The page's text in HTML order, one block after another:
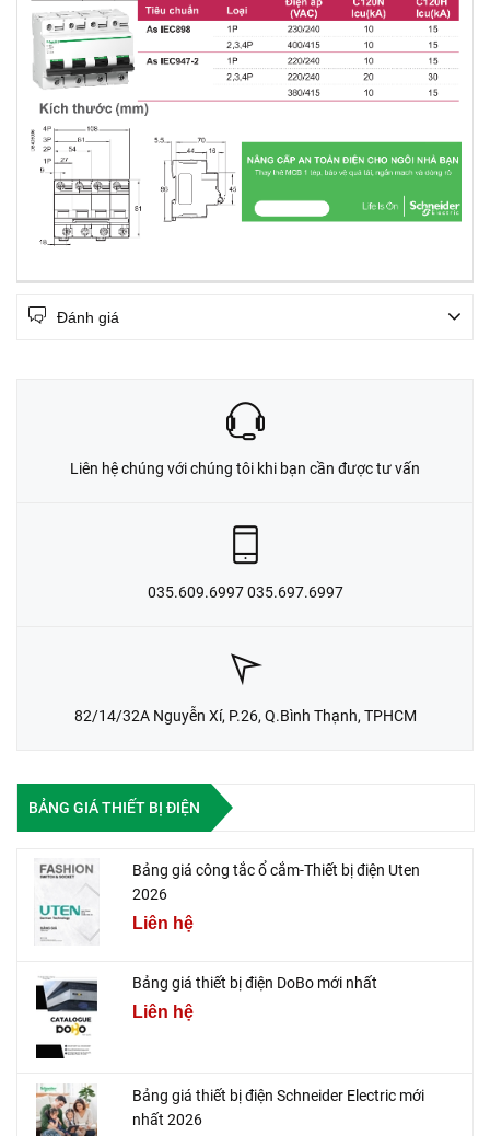
Đánh giá
Liên hệ chúng với chúng tôi khi bạn cần được tư vấn
035.609.6997 035.697.6997
82/14/32A Nguyễn Xí, P.26, Q.Bình Thạnh, TPHCM
BẢNG GIÁ THIẾT BỊ ĐIỆN
Bảng giá công tắc ổ cắm-Thiết bị điện Uten
2026
Liên hệ
Bảng giá thiết bị điện DoBo mới nhất
Liên hệ
Bảng giá thiết bị điện Schneider Electric mới
nhất 2026